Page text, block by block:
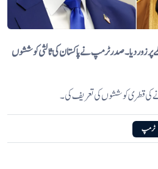
پر زور دیا۔ صدر ٹرمپ نے پاکستان کی ثالثی کوششوں
کی قطری کوششوں کی تعریف کی۔
ٹرمپ